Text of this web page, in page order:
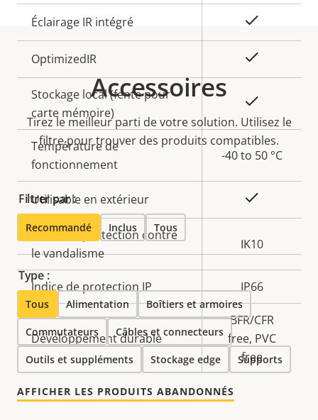
Éclairage IR intégré
OptimizedIR
Stockage local (fente pour
carte mémoire)
Température de
fonctionnement
-40 to 50 °C
Utilisable en extérieur
Indice de protection contre
le vandalisme
IK10
Indice de protection IP IP66
Développement durable
BFR/CFR
free, PVC
free
Accessoires
Tirez le meilleur parti de votre solution. Utilisez le
filtre pour trouver des produits compatibles.
Filtrer par :
Recommandé Inclus Tous
Type :
Tous Alimentation Boîtiers et armoires
Commutateurs Câbles et connecteurs
Outils et suppléments Stockage edge Supports
AFFICHER LES PRODUITS ABANDONNÉS